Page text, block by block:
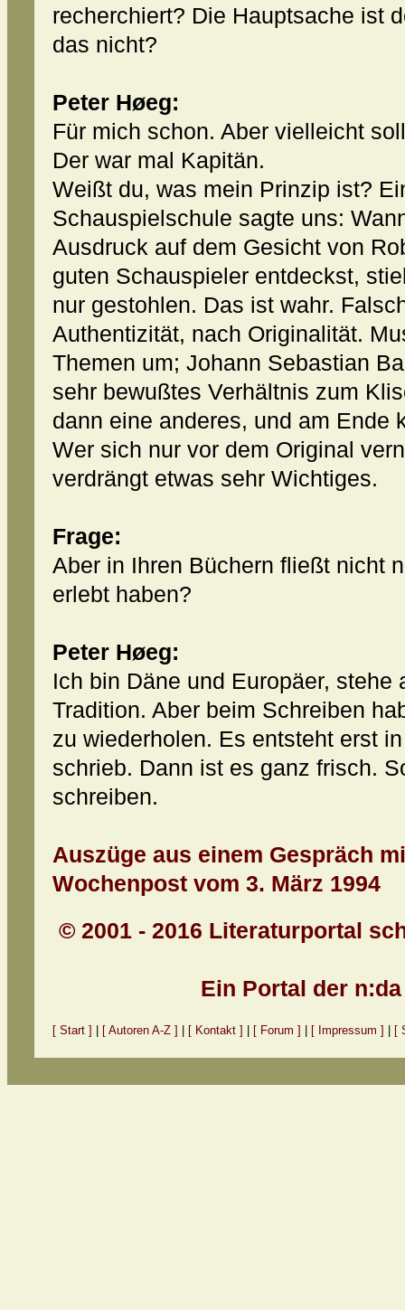
recherchiert? Die Hauptsache ist
das nicht?
Peter Høeg:
Für mich schon. Aber vielleicht
Der war mal Kapitän.
Weißt du, was mein Prinzip ist?
Schauspielschule sagte uns:
Ausdruck auf dem Gesicht von
guten Schauspieler entdeckst,
nur gestohlen. Das ist wahr.
Authentizität, nach Originalität.
Themen um; Johann Sebastian
sehr bewußtes Verhältnis zum
dann eine anderes, und am Ende
Wer sich nur vor dem Original
verdrängt etwas sehr Wichtiges.
Frage:
Aber in Ihren Büchern fließt nicht
erlebt haben?
Peter Høeg:
Ich bin Däne und Europäer, stehe
Tradition. Aber beim Schreiben
zu wiederholen. Es entsteht erst
schrieb. Dann ist es ganz frisch.
schreiben.
Auszüge aus einem Gespräch
Wochenpost vom 3. März 1994
© 2001 - 2016 Literaturportal
Ein Portal der
[ Start ] [ Autoren A-Z ] [ Kontakt ] [ Forum ] [ Impressum ] [